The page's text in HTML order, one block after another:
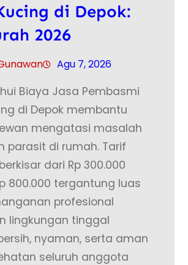
di Depok:
2026
Agu 7, 2026
Biaya Jasa Pembasmi
di Depok membantu
mengatasi masalah
parasit di rumah. Tarif
dari Rp 300.000
800.000 tergantung luas
profesional
lingkungan tinggal
nyaman, serta aman
seluruh anggota